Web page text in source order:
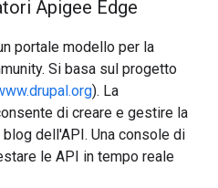
Apigee Edge
portale modello per la
Si basa sul progetto
). La
di creare e gestire la
dell'API. Una console di
le API in tempo reale